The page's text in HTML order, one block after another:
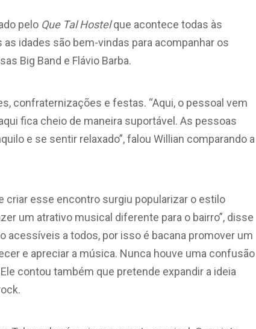
pelo Que Tal Hostelque acontece todas às
idades são bem-vindas para acompanhar os
Big Band e Flávio Barba.
confraternizações e festas. “Aqui, o pessoal vem
fica cheio de maneira suportável. As pessoas
e se sentir relaxado”, falou Willian comparando a
criar esse encontro surgiu popularizar o estilo
um atrativo musical diferente para o bairro”, disse
acessíveis a todos, por isso é bacana promover um
e apreciar a música. Nunca houve uma confusão
contou também que pretende expandir a ideia